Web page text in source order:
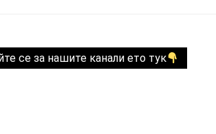
се за нашите канали ето тук